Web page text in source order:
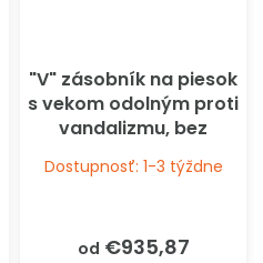
"V" zásobník na piesok
s vekom odolným proti
vandalizmu, bez
otvárania CEMO
Dostupnosť: 1-3 týždne
od €935,87